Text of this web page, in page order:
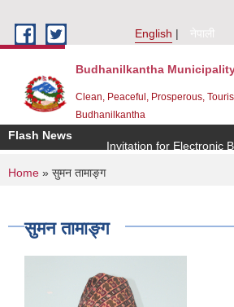
English
नेपाली
Budhanilkantha
Clean, Peaceful, Prosperous,
Budhanilkantha
Flash News
Invitation for Electronic Bids
You are here
Home » सुमन तामाङ्ग
सुमन तामाङ्ग